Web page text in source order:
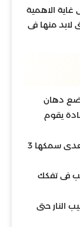
غاية الاهمية
لابد منها فى
دهان
يقوم
بوضع لفائف البيتومين السميكة التى لا يتعدى سمكها 3
فى تفكك
النار حتى